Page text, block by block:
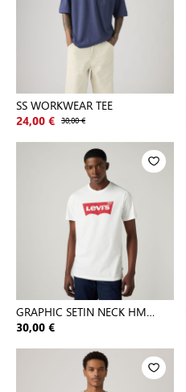
SS WORKWEAR TEE
24,00 € 30,00 €
GRAPHIC SETIN NECK HM
GRAPHIC
30,00 €